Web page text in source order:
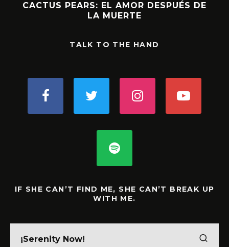
CACTUS PEARS: EL AMOR DESPUÉS DE
LA MUERTE
TALK TO THE HAND
IF SHE CAN’T FIND ME, SHE CAN’T BREAK UP
WITH ME.